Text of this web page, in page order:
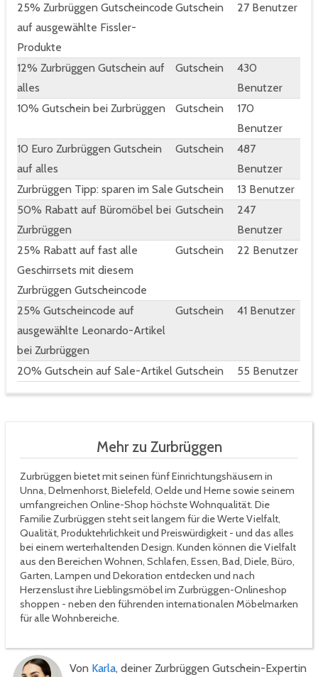
25% Zurbrüggen Gutscheincode
auf ausgewählte Fissler-
Produkte
Gutschein 27 Benutzer
12% Zurbrüggen Gutschein auf
alles
Gutschein
430
Benutzer
10% Gutschein bei Zurbrüggen
Gutschein
170
Benutzer
10 Euro Zurbrüggen Gutschein
auf alles
Gutschein
487
Benutzer
Zurbrüggen Tipp: sparen im Sale Gutschein
13 Benutzer
50% Rabatt auf Büromöbel bei
Zurbrüggen
Gutschein
247
Benutzer
25% Rabatt auf fast alle
Geschirrsets mit diesem
Zurbrüggen Gutscheincode
Gutschein 22 Benutzer
25% Gutscheincode auf
ausgewählte Leonardo-Artikel
bei Zurbrüggen
Gutschein 41 Benutzer
20% Gutschein auf Sale-Artikel Gutschein 55 Benutzer
Mehr zu Zurbrüggen
Zurbrüggen bietet mit seinen fünf Einrichtungshäusern in
Unna, Delmenhorst, Bielefeld, Oelde und Herne sowie seinem
umfangreichen Online-Shop höchste Wohnqualität. Die
Familie Zurbrüggen steht seit langem für die Werte Vielfalt,
Qualität, Produktehrlichkeit und Preiswürdigkeit - und das alles
bei einem werterhaltenden Design. Kunden können die Vielfalt
aus den Bereichen Wohnen, Schlafen, Essen, Bad, Diele, Büro,
Garten, Lampen und Dekoration entdecken und nach
Herzenslust ihre Lieblingsmöbel im Zurbrüggen-Onlineshop
shoppen - neben den führenden internationalen Möbelmarken
für alle Wohnbereiche.
Von Karla, deiner Zurbrüggen Gutschein-Expertin